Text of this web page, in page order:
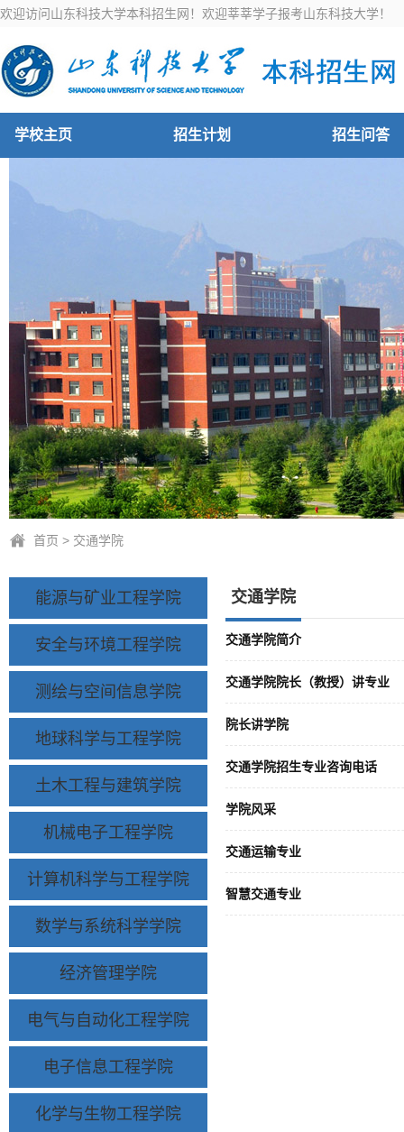
欢迎访问山东科技大学本科招生网！欢迎莘莘学子报考山东科技大学！
学校主页 招生计划 招生问答
首页 > 交通学院
能源与矿业工程学院
安全与环境工程学院
测绘与空间信息学院
地球科学与工程学院
土木工程与建筑学院
机械电子工程学院
计算机科学与工程学院
数学与系统科学学院
经济管理学院
电气与自动化工程学院
电子信息工程学院
化学与生物工程学院
交通学院
交通学院简介
交通学院院长（教授）讲专业
院长讲学院
交通学院招生专业咨询电话
学院风采
交通运输专业
智慧交通专业